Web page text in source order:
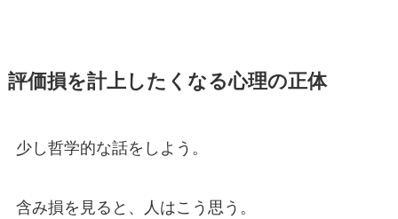
評価損を計上したくなる心理の正体
少し哲学的な話をしよう。
含み損を見ると、人はこう思う。